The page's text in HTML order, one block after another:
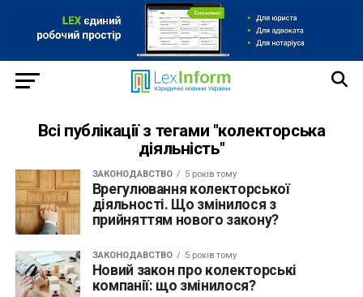
Всі публікації з тегами "колекторська
діяльність"
ЗАКОНОДАВСТВО 5 років тому
Врегулювання колекторської
діяльності. Що змінилося з
прийняттям нового закону?
ЗАКОНОДАВСТВО 5 років тому
Новий закон про колекторські
компанії: що змінилося?